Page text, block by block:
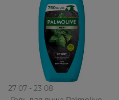
27 07 - 23 08